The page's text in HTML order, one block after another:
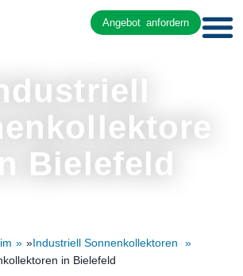
Angebot anfordern
Bielefeld
»Industriell Sonnenkollektoren
in Bielefeld